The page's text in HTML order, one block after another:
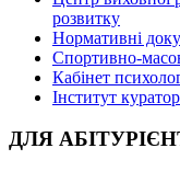
розвитку
Нормативні
Спортивно-
Кабінет
Інститут
ДЛЯ